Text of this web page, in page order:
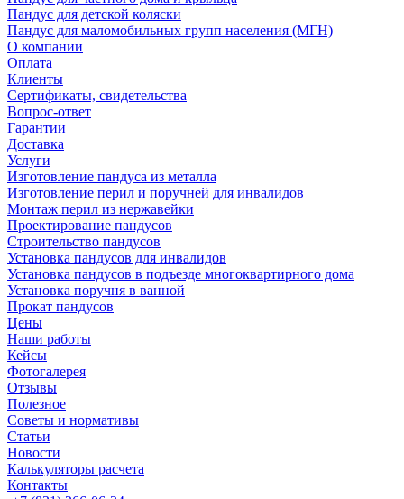
Пандус для детской коляски
Пандус для маломобильных групп населения (МГН)
О компании
Оплата
Клиенты
Сертификаты, свидетельства
Вопрос-ответ
Гарантии
Доставка
Услуги
Изготовление пандуса из металла
Изготовление перил и поручней для инвалидов
Монтаж перил из нержавейки
Проектирование пандусов
Строительство пандусов
Установка пандусов для инвалидов
Установка пандусов в подъезде многоквартирного дома
Установка поручня в ванной
Прокат пандусов
Цены
Наши работы
Кейсы
Фотогалерея
Отзывы
Полезное
Советы и нормативы
Статьи
Новости
Калькуляторы расчета
Контакты